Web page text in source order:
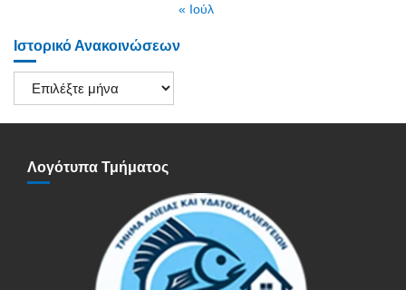
« Ιούλ
Ιστορικό Ανακοινώσεων
Ιστορικό
Ανακοινώσεων
Λογότυπα Τμήματος